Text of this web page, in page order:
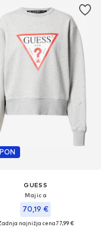
GUESS
Majica
70,19 €
najnižja cena77,99 €